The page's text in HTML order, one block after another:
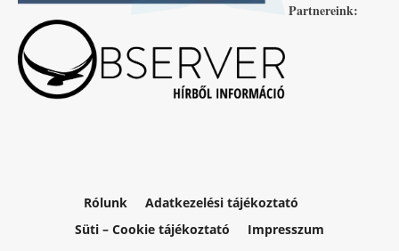
Partnereink:
Rólunk
Adatkezelési tájékoztató
Süti – Cookie tájékoztató
Impresszum